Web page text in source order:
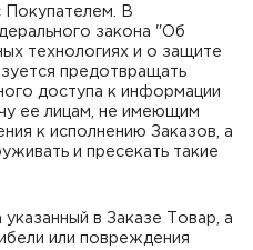
Покупателем. В
закона "Об
технологиях и о защите
предотвращать
доступа к информации
ее лицам, не имеющим
к исполнению Заказов, а
и пресекать такие
в Заказе Товар, а
или повреждения